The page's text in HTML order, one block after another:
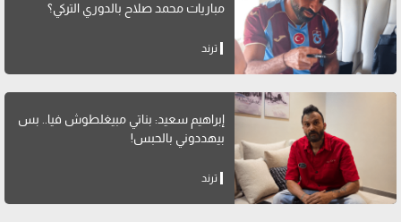
مباريات محمد صلاح بالدوري التركي؟
ترند
إبراهيم سعيد: بناتي مبيغلطوش فيا.. بس
بيهددوني بالحبس!
ترند